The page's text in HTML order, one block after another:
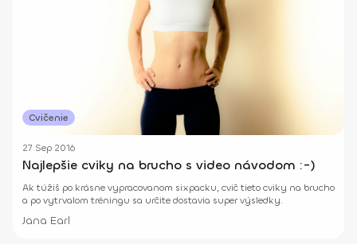
Cvičenie
27 Sep 2016
Najlepšie cviky na brucho s video návodom :-)
Ak túžiš po krásne vypracovanom sixpacku, cvič tieto cviky na brucho
a po vytrvalom tréningu sa určite dostavia super výsledky.
Jana Earl